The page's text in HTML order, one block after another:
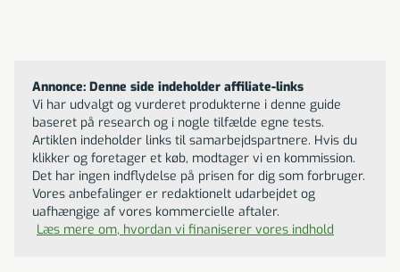
Annonce: Denne side indeholder affiliate-links
Vi har udvalgt og vurderet produkterne i denne guide
baseret på research og i nogle tilfælde egne tests.
Artiklen indeholder links til samarbejdspartnere. Hvis du
klikker og foretager et køb, modtager vi en kommission.
Det har ingen indflydelse på prisen for dig som forbruger.
Vores anbefalinger er redaktionelt udarbejdet og
uafhængige af vores kommercielle aftaler.
Læs mere om, hvordan vi finaniserer vores indhold